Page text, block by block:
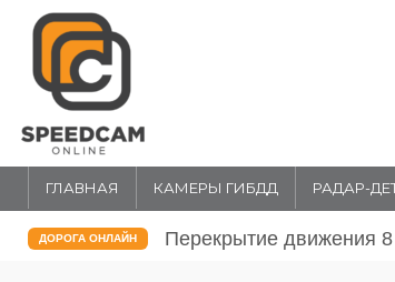
ГЛАВНАЯ КАМЕРЫ ГИБДД РАДАР-
ДОРОГА ОНЛАЙН Перекрытие движения